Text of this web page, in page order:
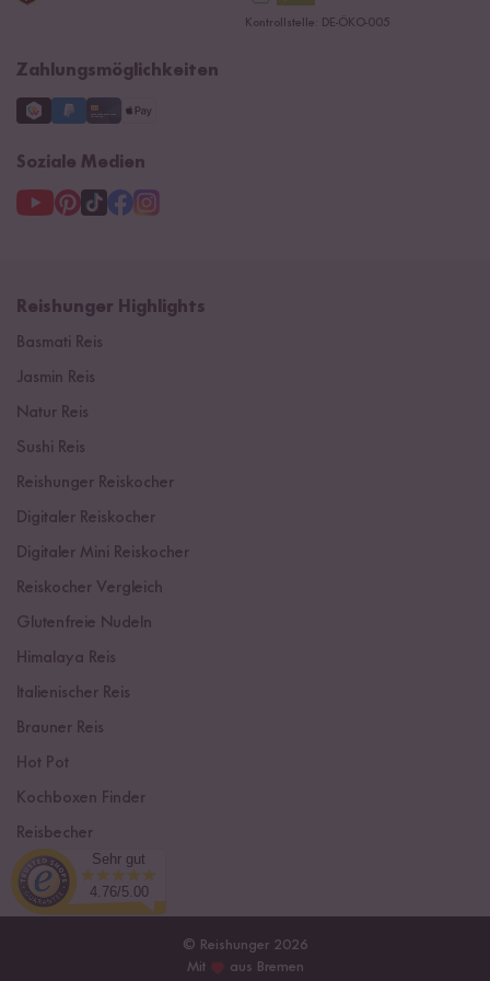
Datenschutzerklärung
Kontrollstelle: DE-ÖKO-005
Zahlungsmöglichkeiten
Soziale Medien
Reishunger Highlights
Basmati Reis
Jasmin Reis
Natur Reis
Sushi Reis
Reishunger Reiskocher
Digitaler Reiskocher
Digitaler Mini Reiskocher
Reiskocher Vergleich
Glutenfreie Nudeln
Himalaya Reis
Italienischer Reis
Brauner Reis
Hot Pot
Kochboxen Finder
Reisbecher
Sushi Einsteiger Box
© Reishunger 2026
Mit
aus Bremen
Sehr gut
4.76/5.00